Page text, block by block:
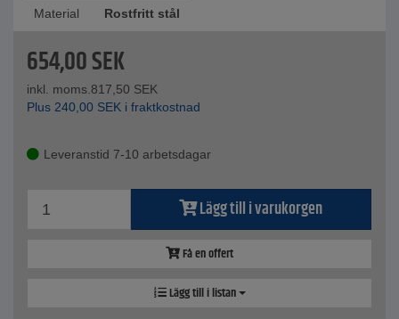
Material Rostfritt stål
654,00SEK
inkl. moms.817,50 SEK
Plus 240,00 SEK i fraktkostnad
Leveranstid 7-10 arbetsdagar
Lägg till i varukorgen
Få en offert
Lägg till i listan